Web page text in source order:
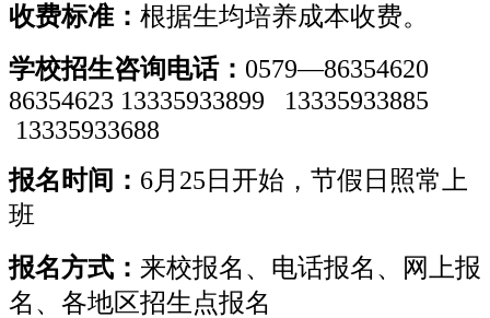
收费标准： 根据生均培养成本收费。
学校招生咨询电话： 0579—86354620
86354623 13335933899 13335933885
13335933688
报名时间： 6月25日开始，节假日照常上
班
报名方式： 来校报名、电话报名、网上报
名、各地区招生点报名